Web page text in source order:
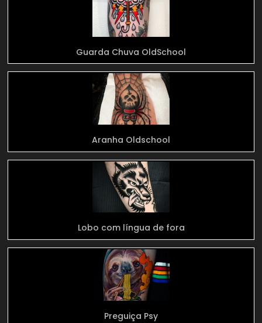
Guarda Chuva OldSchool
Aranha Oldschool
Lobo com língua de fora
Preguiça Psy